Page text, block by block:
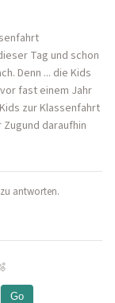
Tag und schon
Denn ... die Kids
fast einem Jahr
zur Klassenfahrt
daraufhin
antworten.
Go